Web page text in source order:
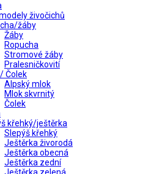
živočichů
žáby
Žáby
Ropucha
Stromové žáby
Pralesničkovití
Čolek
Alpský mlok
Mlok skvrnitý
Čolek
křehký/ještěrka
Slepýš křehký
Ještěrka živorodá
Ještěrka obecná
Ještěrka zední